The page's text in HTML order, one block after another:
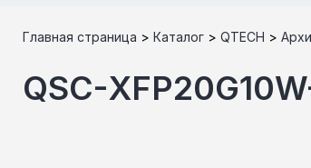
Главная страница > Каталог > QTECH >
QSC-